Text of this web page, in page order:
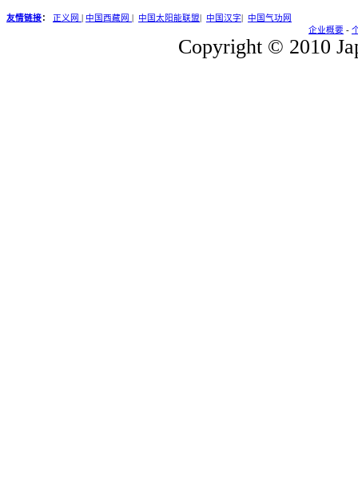
友情链接： 正义网 中国西藏网 中国太阳能联盟 中国汉字
中国气功网
企业概要 -
Copyright © 2010